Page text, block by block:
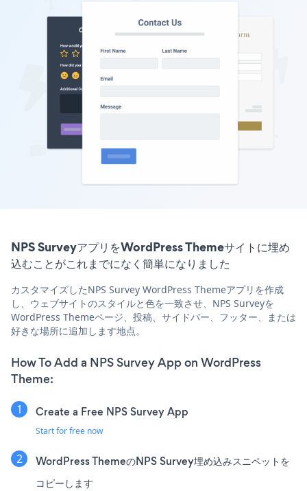
NPS SurveyアプリをWordPress Themeサイトに埋め
込むことがこれまでになく簡単になりました
カスタマイズしたNPS Survey WordPress Themeアプリを作成
し、ウェブサイトのスタイルと色を一致させ、NPS Surveyを
WordPress Themeページ、投稿、サイドバー、フッター、または
好きな場所に追加します地点。
How To Add a NPS Survey App on WordPress
Theme:
Create a Free NPS Survey App
Start for free now
WordPress ThemeのNPS Survey埋め込みスニペットを
コピーします